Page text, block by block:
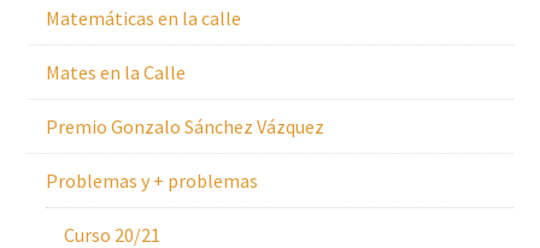
Matemáticas en la calle
Mates en la Calle
Premio Gonzalo Sánchez Vázquez
Problemas y + problemas
Curso 20/21